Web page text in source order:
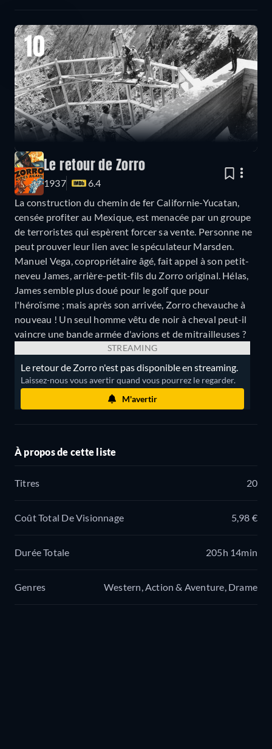
10
Le retour de Zorro
1937
6.4
La construction du chemin de fer Californie-Yucatan,
censée profiter au Mexique, est menacée par un groupe
de terroristes qui espèrent forcer sa vente. Personne ne
peut prouver leur lien avec le spéculateur Marsden.
Manuel Vega, copropriétaire âgé, fait appel à son petit-
neveu James, arrière-petit-fils du Zorro original. Hélas,
James semble plus doué pour le golf que pour
l'héroïsme ; mais après son arrivée, Zorro chevauche à
nouveau ! Un seul homme vêtu de noir à cheval peut-il
vaincre une bande armée d'avions et de mitrailleuses ?
STREAMING
Le retour de Zorro n'est pas disponible en streaming.
Laissez-nous vous avertir quand vous pourrez le regarder.
M'avertir
À propos de cette liste
Titres 20
Coût Total De Visionnage 5,98 €
Durée Totale 205h 14min
Genres Western, Action & Aventure, Drame